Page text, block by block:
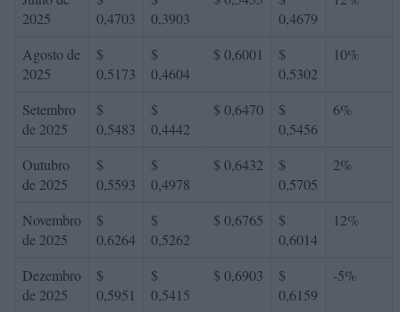
2025
0,4703
0,3903
0,4679
Agosto de
2025
$
0,5173
$
0,4604
$ 0,6001
$
0,5302
10%
Setembro
de 2025
$
0,5483
$
0,4442
$ 0,6470
$
0,5456
6%
Outubro
de 2025
$
0,5593
$
0,4978
$ 0,6432
$
0,5705
2%
Novembro
de 2025
$
0,6264
$
0,5262
$ 0,6765
$
0,6014
12%
Dezembro
de 2025
$
0,5951
$
0,5415
$ 0,6903
$
0,6159
-5%